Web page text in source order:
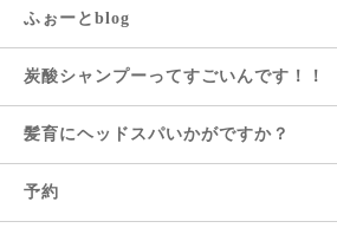
ふぉーとblog
炭酸シャンプーってすごいんです！！
髪育にヘッドスパいかがですか？
予約